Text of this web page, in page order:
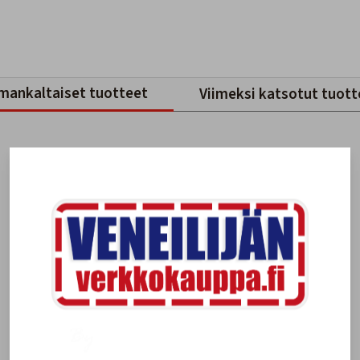
tuotteet Viimeksi katsotut